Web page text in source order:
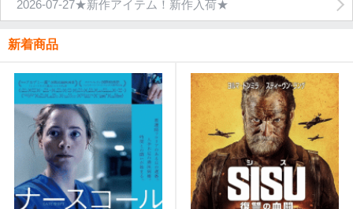
2026-07-27★新作アイテム！新作入荷★
新着商品